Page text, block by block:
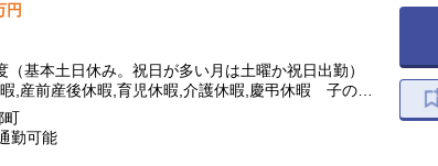
円
基本土日休み。祝日が多い月は土曜か祝日出勤）
暇,産前産後休暇,育児休暇,介護休暇,慶弔休暇 子の看
特別休暇、各種感染症特別休暇、予防接種補助 【年
町
勤可能